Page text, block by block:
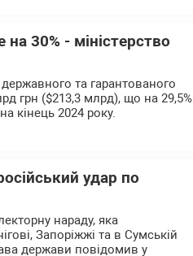
30% - міністерство
та гарантованого
грн ($213,3 млрд), що на 29,5%
кінець 2024 року.
удар по
нараду, яка
Запоріжжі та в Сумській
держави повідомив у